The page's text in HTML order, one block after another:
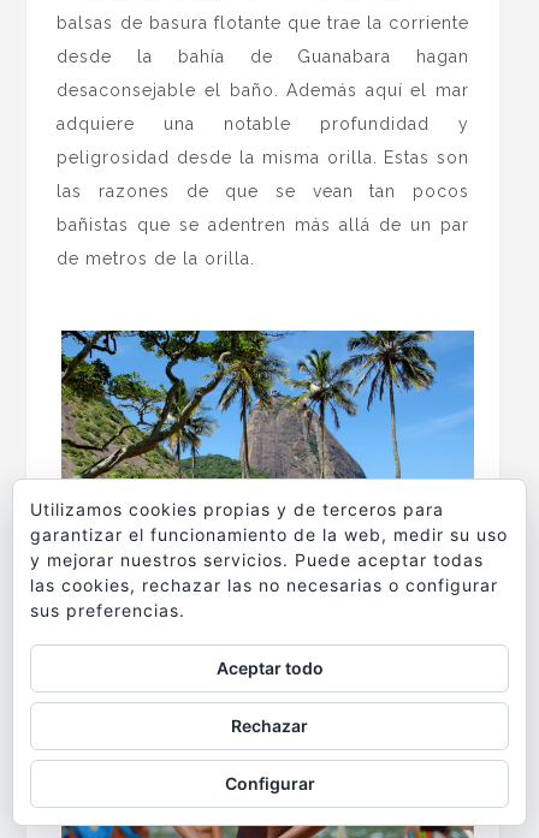
balsas de basura flotante que trae la corriente
desde la bahía de Guanabara hagan
desaconsejable el baño. Además aquí el mar
adquiere una notable profundidad y
peligrosidad desde la misma orilla. Estas son
las razones de que se vean tan pocos
bañistas que se adentren más allá de un par
de metros de la orilla.
Utilizamos cookies propias y de terceros para
garantizar el funcionamiento de la web, medir su uso
y mejorar nuestros servicios. Puede aceptar todas
las cookies, rechazar las no necesarias o configurar
sus preferencias.
Aceptar todo
Rechazar
Configurar